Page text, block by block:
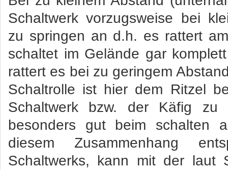
Schaltwerk vorzugsweise bei
zu springen an d.h. es rattert
schaltet im Gelände gar
rattert es bei zu geringem
Schaltrolle ist hier dem Ritzel
Schaltwerk bzw. der Käfig
besonders gut beim schalten
diesem Zusammenhang
Schaltwerks, kann mit der laut